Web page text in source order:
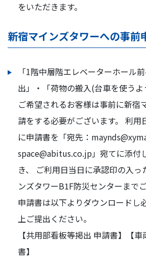
をいただきます。
新宿マインズタワーへの事前
「1階中層階エレベーターホール
出」・「荷物の搬入(台車を使う
ご希望されるお客様は事前に新宿
請をする必要がございます。 利用
に申請書を「宛先：
space@abitus.co.jp」宛てに添付
き、 ご利用日当日に承認印の入っ
ンズタワーB1F防災センターまで
申請書は以下よりダウンロードし
上ご提出ください。
【共用部看板等掲出 申請書】
【
書】